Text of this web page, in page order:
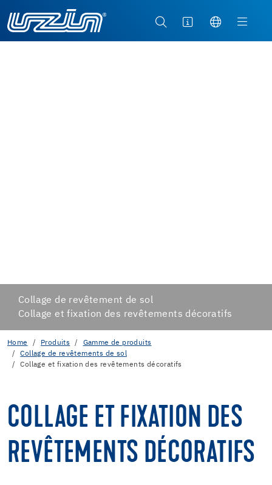
Collage de revêtement de sol
Collage et fixation des revêtements décoratifs
Home Produits
Gamme de produits
Collage de revêtements de sol
Collage et fixation des revêtements décoratifs
COLLAGE ET FIXATION DES
REVÊTEMENTS DÉCORATIFS